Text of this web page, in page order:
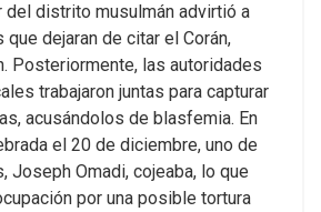
del distrito musulmán advirtió a
dejaran de citar el Corán,
Posteriormente, las autoridades
trabajaron juntas para capturar
acusándolos de blasfemia. En
el 20 de diciembre, uno de
Joseph Omadi, cojeaba, lo que
por una posible tortura